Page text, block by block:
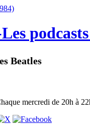
Beatles
mercredi de 20h à